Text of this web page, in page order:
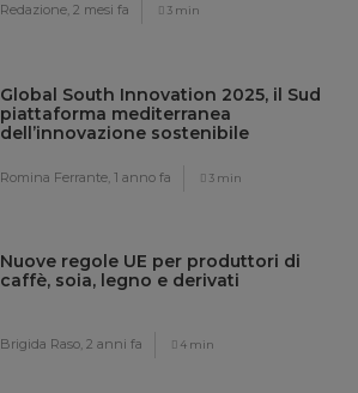
Redazione,2 mesi fa 3 min
Global South Innovation 2025, il Sud
piattaforma mediterranea
dell’innovazione sostenibile
Romina Ferrante,1 anno fa 3 min
Nuove regole UE per produttori di
caffè, soia, legno e derivati
Brigida Raso,2 anni fa 4 min